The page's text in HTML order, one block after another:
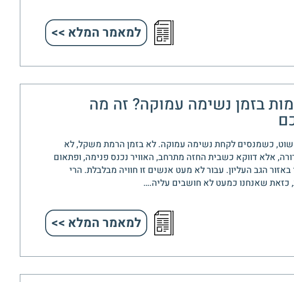
למאמר המלא >>
בזמן נשימה עמוקה? זה מה
כשמנסים לקחת נשימה עמוקה. לא בזמן הרמת משקל, לא
אלא דווקא כשבית החזה מתרחב, האוויר נכנס פנימה, ופתאום
הגב העליון. עבור לא מעט אנשים זו חוויה מבלבלת. הרי
כזאת שאנחנו כמעט לא חושבים עליה.…
למאמר המלא >>